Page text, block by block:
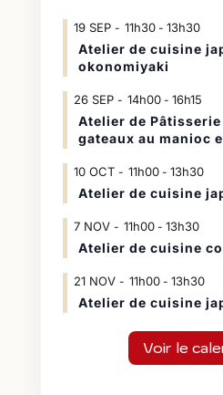
19 SEP 11h30- 13h30
Atelier de cuisine
okonomiyaki
26 SEP 14h00- 16h15
Atelier de
gateaux au manioc
10 OCT 11h00- 13h30
Atelier de cuisine
7 NOV 11h00- 13h30
Atelier de cuisine
21 NOV 11h00- 13h30
Atelier de cuisine
Voir le